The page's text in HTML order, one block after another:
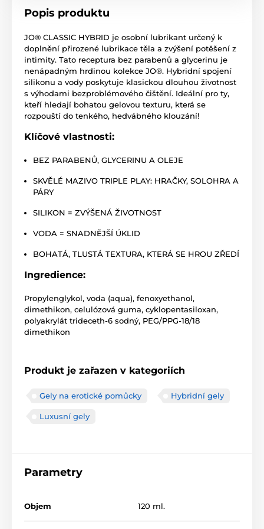
Popis produktu
JO® CLASSIC HYBRID je osobní lubrikant určený k
doplnění přirozené lubrikace těla a zvýšení potěšení z
intimity. Tato receptura bez parabenů a glycerinu je
nenápadným hrdinou kolekce JO®. Hybridní spojení
silikonu a vody poskytuje klasickou dlouhou životnost
s výhodami bezproblémového čištění. Ideální pro ty,
kteří hledají bohatou gelovou texturu, která se
rozpouští do tenkého, hedvábného klouzání!
Klíčové vlastnosti:
BEZ PARABENŮ, GLYCERINU A OLEJE
SKVĚLÉ MAZIVO TRIPLE PLAY: HRAČKY, SOLOHRA A
PÁRY
SILIKON = ZVÝŠENÁ ŽIVOTNOST
VODA = SNADNĚJŠÍ ÚKLID
BOHATÁ, TLUSTÁ TEXTURA, KTERÁ SE HROU ZŘEDÍ
Ingredience:
Propylenglykol, voda (aqua), fenoxyethanol,
dimethikon, celulózová guma, cyklopentasiloxan,
polyakrylát trideceth-6 sodný, PEG/PPG-18/18
dimethikon
Produkt je zařazen v kategoriích
Gely na erotické pomůcky Hybridní gely
Luxusní gely
Parametry
Objem 120 ml.